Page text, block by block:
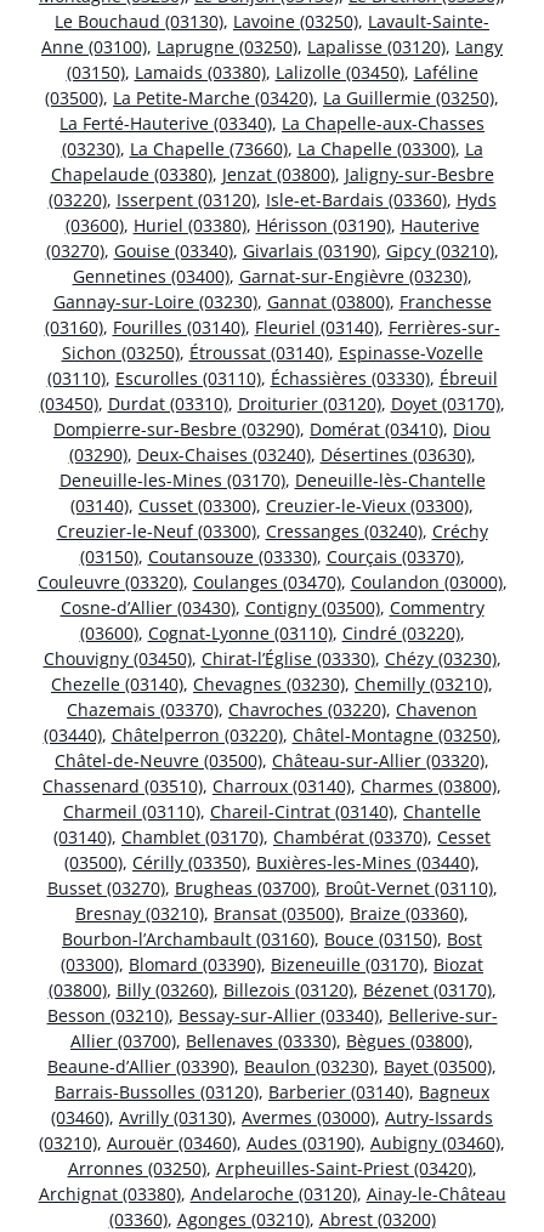
Le Bouchaud (03130), Lavoine (03250), Lavault-Sainte-
Anne (03100), Laprugne (03250), Lapalisse (03120), Langy
(03150), Lamaids (03380), Lalizolle (03450), Laféline
(03500), La Petite-Marche (03420), La Guillermie (03250),
La Ferté-Hauterive (03340), La Chapelle-aux-Chasses
(03230), La Chapelle (73660), La Chapelle (03300), La
Chapelaude (03380), Jenzat (03800), Jaligny-sur-Besbre
(03220), Isserpent (03120), Isle-et-Bardais (03360), Hyds
(03600), Huriel (03380), Hérisson (03190), Hauterive
(03270), Gouise (03340), Givarlais (03190), Gipcy (03210),
Gennetines (03400), Garnat-sur-Engièvre (03230),
Gannay-sur-Loire (03230), Gannat (03800), Franchesse
(03160), Fourilles (03140), Fleuriel (03140), Ferrières-sur-
Sichon (03250), Étroussat (03140), Espinasse-Vozelle
(03110), Escurolles (03110), Échassières (03330), Ébreuil
(03450), Durdat (03310), Droiturier (03120), Doyet (03170),
Dompierre-sur-Besbre (03290), Domérat (03410), Diou
(03290), Deux-Chaises (03240), Désertines (03630),
Deneuille-les-Mines (03170), Deneuille-lès-Chantelle
(03140), Cusset (03300), Creuzier-le-Vieux (03300),
Creuzier-le-Neuf (03300), Cressanges (03240), Créchy
(03150), Coutansouze (03330), Courçais (03370),
Couleuvre (03320), Coulanges (03470), Coulandon (03000),
Cosne-d’Allier (03430), Contigny (03500), Commentry
(03600), Cognat-Lyonne (03110), Cindré (03220),
Chouvigny (03450), Chirat-l’Église (03330), Chézy (03230),
Chezelle (03140), Chevagnes (03230), Chemilly (03210),
Chazemais (03370), Chavroches (03220), Chavenon
(03440), Châtelperron (03220), Châtel-Montagne (03250),
Châtel-de-Neuvre (03500), Château-sur-Allier (03320),
Chassenard (03510), Charroux (03140), Charmes (03800),
Charmeil (03110), Chareil-Cintrat (03140), Chantelle
(03140), Chamblet (03170), Chambérat (03370), Cesset
(03500), Cérilly (03350), Buxières-les-Mines (03440),
Busset (03270), Brugheas (03700), Broût-Vernet (03110),
Bresnay (03210), Bransat (03500), Braize (03360),
Bourbon-l’Archambault (03160), Bouce (03150), Bost
(03300), Blomard (03390), Bizeneuille (03170), Biozat
(03800), Billy (03260), Billezois (03120), Bézenet (03170),
Besson (03210), Bessay-sur-Allier (03340), Bellerive-sur-
Allier (03700), Bellenaves (03330), Bègues (03800),
Beaune-d’Allier (03390), Beaulon (03230), Bayet (03500),
Barrais-Bussolles (03120), Barberier (03140), Bagneux
(03460), Avrilly (03130), Avermes (03000), Autry-Issards
(03210), Aurouër (03460), Audes (03190), Aubigny (03460),
Arronnes (03250), Arpheuilles-Saint-Priest (03420),
Archignat (03380), Andelaroche (03120), Ainay-le-Château
(03360), Agonges (03210), Abrest (03200)